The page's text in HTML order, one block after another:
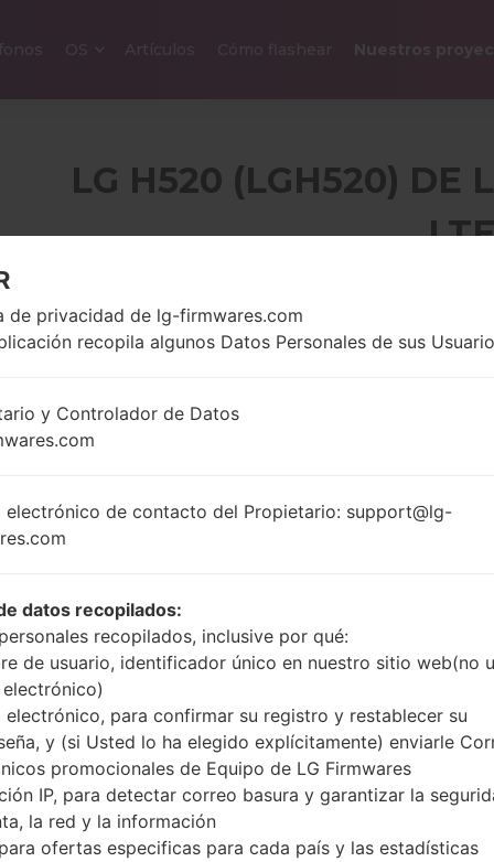
OS Artículos Cómo flashear Nuestros
LG H520 (LGH520) DE
5.0 pulgadas (~70.5%
relación pantalla-
cuerpo)
píxeles por pulgada)
onzas)
1.5 GHz Cortex-A7
MediaTek MT6732
Unknown
Buy accessories on
Página principal → Serie → LG Magna LTE →LGH520
de privacidad de lg-firmwares.com
recopila algunos Datos Personales de sus
y Controlador de Datos
electrónico de contacto del Propietario: support@lg-
datos recopilados:
recopilados, inclusive por qué:
de usuario, identificador único en nuestro sitio web(no
electrónico, para confirmar su registro y restablecer su
y (si Usted lo ha elegido explícitamente) enviarle
promocionales de Equipo de LG Firmwares
IP, para detectar correo basura y garantizar la
la red y la información
ofertas especificas para cada país y las estadísticas